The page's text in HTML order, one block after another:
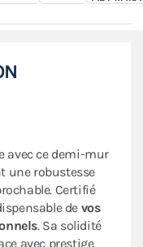
avec ce demi-mur
une robustesse
Certifié
de vos
. Sa solidité
avec prestige,